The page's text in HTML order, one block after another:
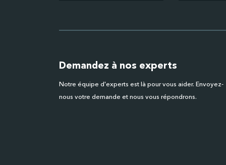
Demandez à nos experts
Notre équipe d'experts est là pour vous aider. Envoyez-
nous votre demande et nous vous répondrons.